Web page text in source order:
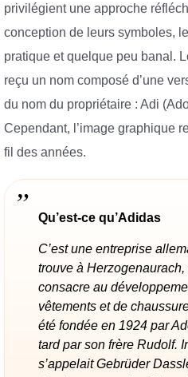
privilégient une approche
conception de leurs symboles,
pratique et quelque peu banal.
reçu un nom composé d’une
du nom du propriétaire : Adi
Cependant, l’image graphique
fil des années.
Qu’est-ce qu’Adidas
C’est une entreprise
trouve à
consacre au
vêtements et de
été fondée en 1924 par
tard par son frère Rudolf.
s’appelait Gebrüder